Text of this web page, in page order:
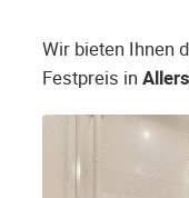
Wir bieten Ihnen
Festpreis in